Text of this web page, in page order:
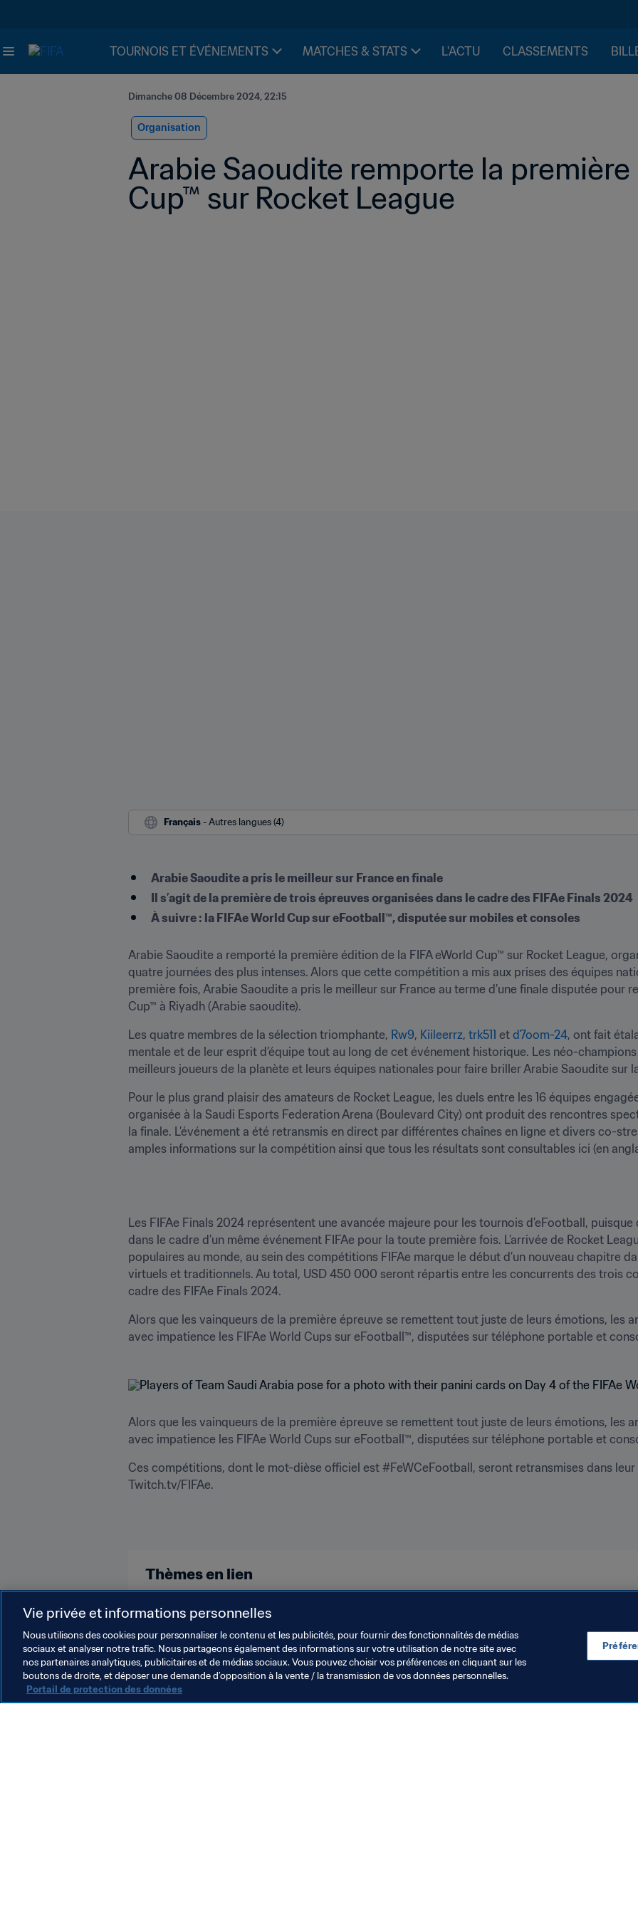
TOURNOIS ET ÉVÉNEMENTS MATCHES & STATS L'ACTU CLASSEMENTS
Dimanche 08 Décembre 2024, 22:15
Organisation
Arabie Saoudite remporte la première
Cup™ sur Rocket League
Français - Autres langues (4)
Arabie Saoudite a pris le meilleur sur France en finale
Il s’agit de la première de trois épreuves organisées dans le cadre des FIFAe Finals 2024
À suivre : la FIFAe World Cup sur eFootball™, disputée sur mobiles et consoles
Arabie Saoudite a remporté la première édition de la FIFA eWorld Cup™ sur Rocket League,
quatre journées des plus intenses. Alors que cette compétition a mis aux prises des équipes
première fois, Arabie Saoudite a pris le meilleur sur France au terme d’une finale disputée pour
Cup™ à Riyadh (Arabie saoudite).
Les quatre membres de la sélection triomphante, Rw9, Kiileerrz, trk511 et d7oom-24, ont fait
mentale et de leur esprit d’équipe tout au long de cet événement historique. Les néo-
meilleurs joueurs de la planète et leurs équipes nationales pour faire briller Arabie Saoudite sur
Pour le plus grand plaisir des amateurs de Rocket League, les duels entre les 16 équipes
organisée à la Saudi Esports Federation Arena (Boulevard City) ont produit des rencontres
la finale. L’événement a été retransmis en direct par différentes chaînes en ligne et divers co-
amples informations sur la compétition ainsi que tous les résultats sont consultables ici (en
Les FIFAe Finals 2024 représentent une avancée majeure pour les tournois d’eFootball,
dans le cadre d’un même événement FIFAe pour la toute première fois. L’arrivée de Rocket
populaires au monde, au sein des compétitions FIFAe marque le début d’un nouveau chapitre
virtuels et traditionnels. Au total, USD 450 000 seront répartis entre les concurrents des trois
cadre des FIFAe Finals 2024.
Alors que les vainqueurs de la première épreuve se remettent tout juste de leurs émotions, les
avec impatience les FIFAe World Cups sur eFootball™, disputées sur téléphone portable et
Alors que les vainqueurs de la première épreuve se remettent tout juste de leurs émotions, les
avec impatience les FIFAe World Cups sur eFootball™, disputées sur téléphone portable et
Ces compétitions, dont le mot-dièse officiel est #FeWCeFootball, seront retransmises dans leur
Twitch.tv/FIFAe.
Thèmes en lien
Organisation Organisation
Vie privée et informations personnelles
Nous utilisons des cookies pour personnaliser le contenu et les publicités, pour fournir des fonctionnalités de médias
sociaux et analyser notre trafic. Nous partageons également des informations sur votre utilisation de notre site avec
nos partenaires analytiques, publicitaires et de médias sociaux. Vous pouvez choisir vos préférences en cliquant sur les
boutons de droite, et déposer une demande d’opposition à la vente / la transmission de vos données personnelles.
Portail de protection des données